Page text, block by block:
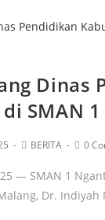
SMAN
BERITA 0
— SMAN 1
Dr.